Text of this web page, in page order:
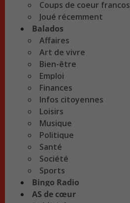
Coups de coeur francos
Joué récemment
Balados
Affaires
Art de vivre
Bien-être
Emploi
Finances
Infos citoyennes
Loisirs
Musique
Politique
Santé
Société
Sports
Bingo Radio
AS de cœur